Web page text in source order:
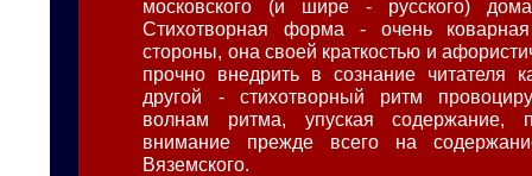
московского (и шире - русского)
Стихотворная форма - очень
стороны, она своей краткостью и
прочно внедрить в сознание читателя
другой - стихотворный ритм
волнам ритма, упуская содержание,
внимание прежде всего на
Вяземского.